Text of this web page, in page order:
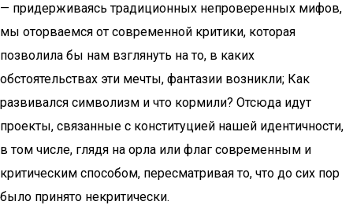
— придерживаясь традиционных непроверенных мифов,
мы оторваемся от современной критики, которая
позволила бы нам взглянуть на то, в каких
обстоятельствах эти мечты, фантазии возникли; Как
развивался символизм и что кормили? Отсюда идут
проекты, связанные с конституцией нашей идентичности,
в том числе, глядя на орла или флаг современным и
критическим способом, пересматривая то, что до сих пор
было принято некритически.